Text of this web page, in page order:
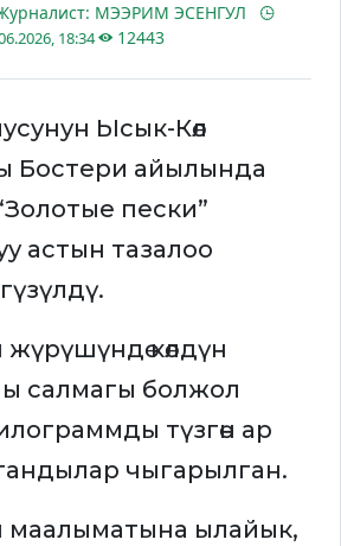
МЭЭРИМ ЭСЕНГУЛ
18:34 12443
Ысык-Көл
Бостери айылында
пески”
астын тазалоо
көлдүн
салмагы болжол
түзгөн ар
чыгарылган.
ылайык,